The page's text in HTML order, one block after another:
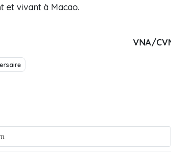
et vivant à Macao.
VNA/